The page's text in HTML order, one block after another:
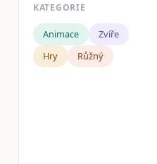
KATEGORIE
Animace
Zvíře
Hry
Růžný